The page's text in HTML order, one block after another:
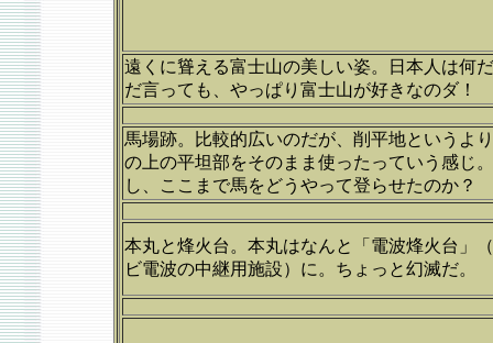
遠くに聳える富士山の美しい姿。日本人は何
だ言っても、やっぱり富士山が好きなのダ！
馬場跡。比較的広いのだが、削平地というよ
の上の平坦部をそのまま使ったっていう感じ
し、ここまで馬をどうやって登らせたのか？
本丸と烽火台。本丸はなんと「電波烽火台」
ビ電波の中継用施設）に。ちょっと幻滅だ。